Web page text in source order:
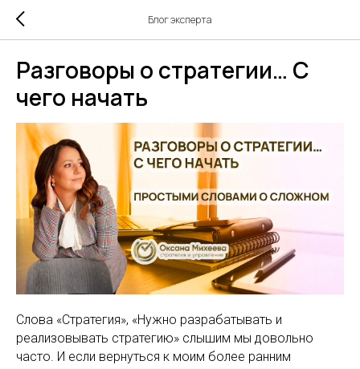
Блог эксперта
Разговоры о стратегии… С
чего начать
Слова «Стратегия», «Нужно разрабатывать и
реализовывать стратегию» слышим мы довольно
часто. И если вернуться к моим более ранним